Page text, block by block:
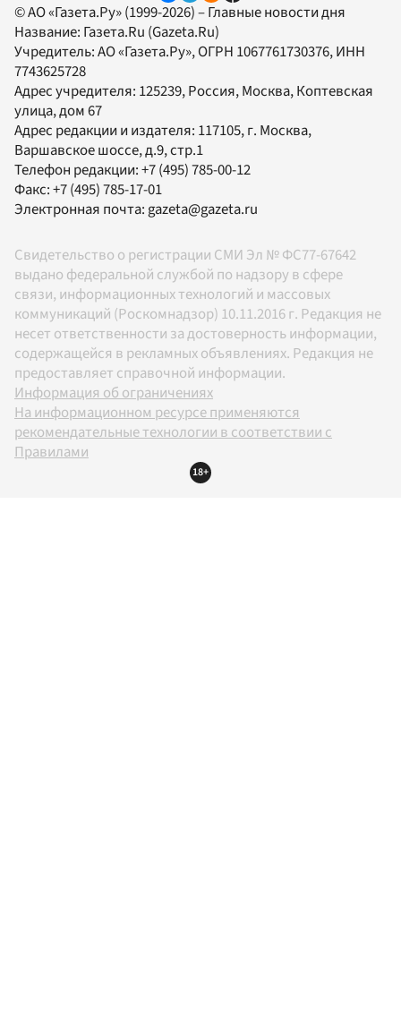
© АО «Газета.Ру» (1999-2026) – Главные новости дня
Название: Газета.Ru (Gazeta.Ru)
Учредитель:АО «Газета.Ру», ОГРН 1067761730376, ИНН
7743625728
Адрес учредителя: 125239, Россия, Москва, Коптевская
улица, дом 67
Адрес редакции и издателя: 117105, г. Москва,
Варшавское шоссе, д.9, стр.1
Телефон редакции:+7 (495) 785-00-12
Факс:+7 (495) 785-17-01
Электронная почта: gazeta@gazeta.ru
Свидетельство о регистрации СМИ Эл № ФС77-67642
выдано федеральной службой по надзору в сфере
связи, информационных технологий и массовых
коммуникаций (Роскомнадзор) 10.11.2016 г. Редакция не
несет ответственности за достоверность информации,
содержащейся в рекламных объявлениях. Редакция не
предоставляет справочной информации.
Информация об ограничениях
На информационном ресурсе применяются
рекомендательные технологии в соответствии с
Правилами
18+